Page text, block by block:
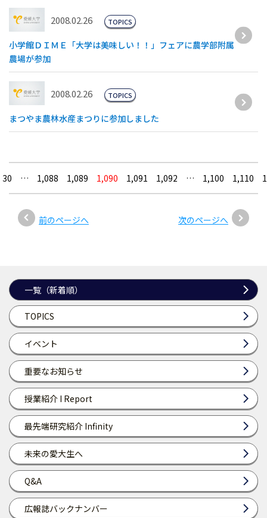
一覧（新着順）
TOPICS
イベント
重要なお知らせ
授業紹介 I Report
最先端研究紹介 Infinity
未来の愛大生へ
Q&A
広報誌バックナンバー
2008.02.26
小学館ＤＩＭＥ「大学は美味しい！！」フェアに農学部附属
農場が参加
TOPICS
2008.02.26
まつやま農林水産まつりに参加しました
TOPICS
前のページへ
30 … 1,088 1,089 1,090 1,091 1,092 … 1,100 1,110
次のページへ